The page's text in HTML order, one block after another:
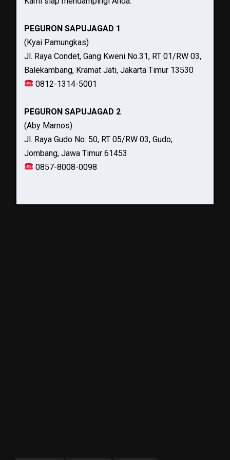
PEGURON SAPUJAGAD 1
(Kyai Pamungkas)
Jl. Raya Condet, Gang Kweni No.31, RT 01/RW 03,
Balekambang, Kramat Jati, Jakarta Timur 13530
0812-1314-5001
PEGURON SAPUJAGAD 2
(Aby Marnos)
Jl. Raya Gudo No. 50, RT 05/RW 03, Gudo,
Jombang, Jawa Timur 61453
0857-8008-0098